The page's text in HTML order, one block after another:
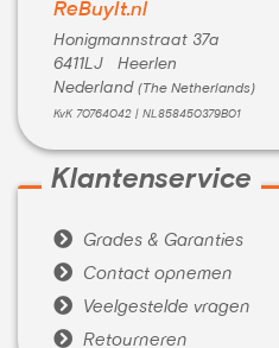
ReBuyIt.nl
Honigmannstraat 37a
6411LJ Heerlen
Nederland (The Netherlands)
KvK 70764042 | NL858450379B01
Klantenservice
 Grades & Garanties
 Contact opnemen
 Veelgestelde vragen
 Retourneren